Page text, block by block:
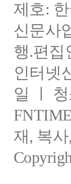
제호:
신문사
행.편집
인터넷
일 ㅣ
재, 복